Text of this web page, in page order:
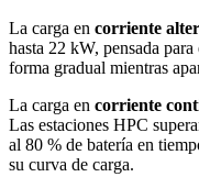
La carga en corriente
hasta 22 kW, pensada
forma gradual mientras
La carga en corriente
Las estaciones HPC
al 80 % de batería en
su curva de carga.